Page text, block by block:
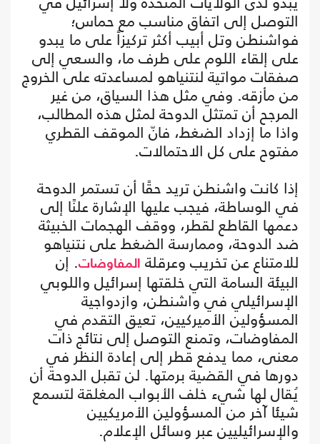
التوصل إلى اتفاق مناسب مع حماس؛
فواشنطن وتل أبيب أكثر تركيزاً على ما يبدو
على إلقاء اللوم على طرف ما، والسعي إلى
صفقات مواتية لنتنياهو لمساعدته على الخروج
من مأزقه. وفي مثل هذا السياق، من غير
المرجح أن تمتثل الدوحة لمثل هذه المطالب،
واذا ما إزداد الضغط، فانّ الموقف القطري
مفتوح على كل الاحتمالات.
إذا كانت واشنطن تريد حقًا أن تستمر الدوحة
في الوساطة، فيجب عليها الإشارة علنًا إلى
دعمها القاطع لقطر، ووقف الهجمات الخبيثة
ضد الدوحة، وممارسة الضغط على نتنياهو
للامتناع عن تخريب وعرقلة المفاوضات. إن
البيئة السامة التي خلقتها إسرائيل واللوبي
الإسرائيلي في واشنطن، وازدواجية
المسؤولين الأميركيين، تعيق التقدم في
المفاوضات، وتمنع التوصل إلى نتائج ذات
معنى، مما يدفع قطر إلى إعادة النظر في
دورها في القضية برمتها. لن تقبل الدوحة أن
يُقال لها شيء خلف الأبواب المغلقة لتسمع
شيئا آخر من المسؤولين الأمريكيين
والإسرائيليين عبر وسائل الإعلام.